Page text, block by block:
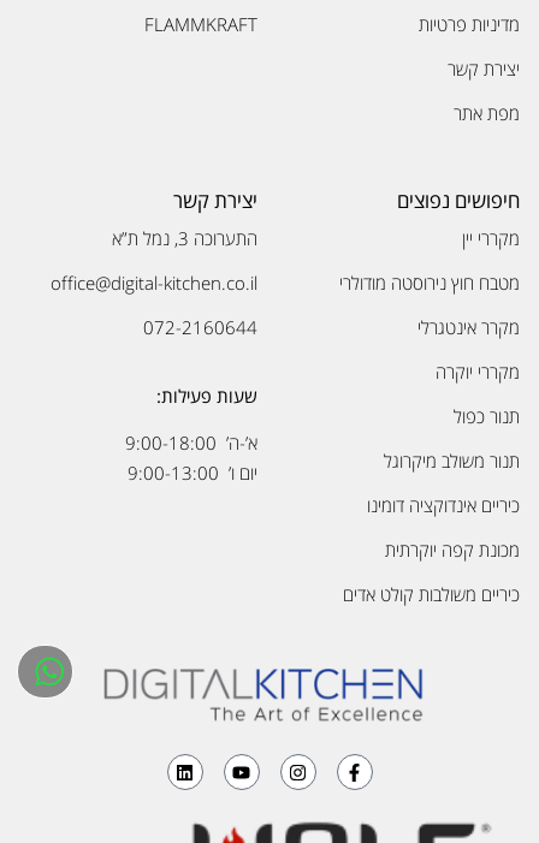
מדיניות פרטיות
יצירת קשר
מפת אתר
FLAMMKRAFT
חיפושים נפוצים
מקררי יין
מטבח חוץ נירוסטה מודולרי
מקרר אינטגרלי
מקררי יוקרה
תנור כפול
תנור משולב מיקרוגל
כיריים אינדוקציה דומינו
מכונת קפה יוקרתית
כיריים משולבות קולט אדים
יצירת קשר
התערוכה 3, נמל ת”א
office@digital-kitchen.co.il
072-2160644
שעות פעילות:
א’-ה’ 9:00-18:00
יום ו’ 9:00-13:00